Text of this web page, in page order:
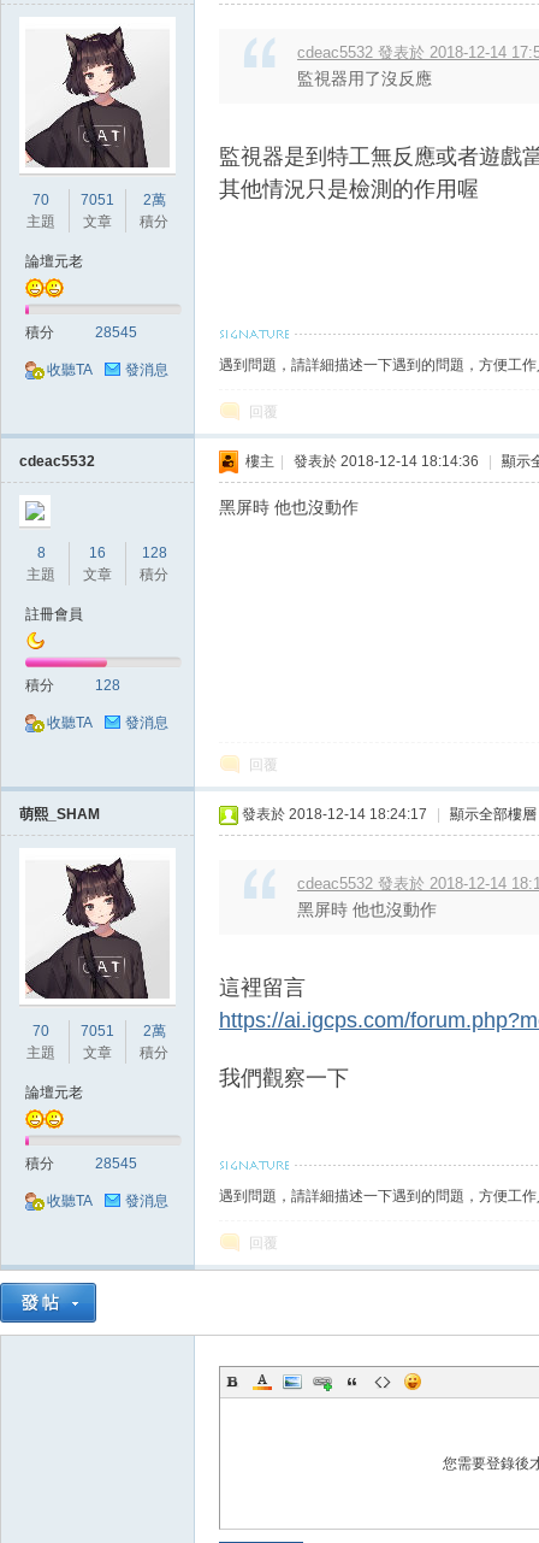
70
主題
7051
文章
2萬
積分
論壇元老
積分 28545
收聽TA 發消息
cdeac5532 發表於 2018-12-14
監視器用了沒反應
監視器是到特工無反應或者遊戲
其他情況只是檢測的作用喔
遇到問題，請詳細描述一下遇到的問題，方便工
回覆
cdeac5532
8
主題
16
文章
128
積分
註冊會員
積分 128
收聽TA 發消息
樓主 發表於 2018-12-14 18:14:36 顯示
黑屏時 他也沒動作
回覆
萌熙_SHAM
70
主題
7051
文章
2萬
積分
論壇元老
積分 28545
收聽TA 發消息
發表於 2018-12-14 18:24:17 顯示全部樓層
cdeac5532 發表於 2018-12-14
黑屏時 他也沒動作
這裡留言
https://ai.igcps.com/
我們觀察一下
遇到問題，請詳細描述一下遇到的問題，方便工
回覆
您需要登錄後